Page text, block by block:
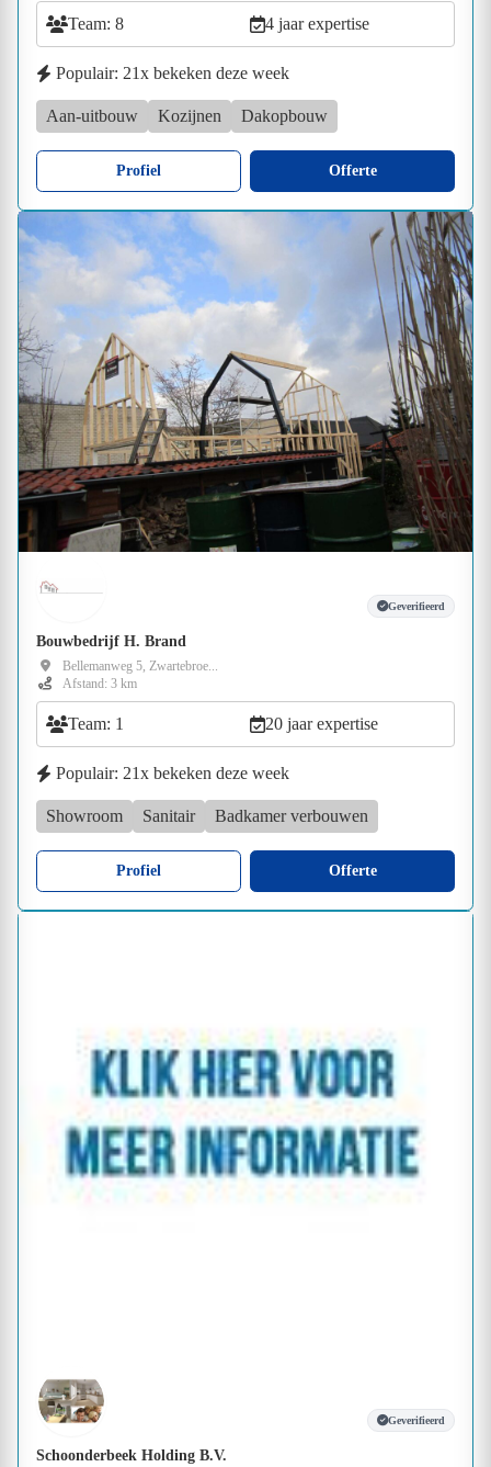
Team: 8 4 jaar expertise
Populair: 21x bekeken deze week
Aan-uitbouw Kozijnen Dakopbouw
Profiel Offerte
Geverifieerd
Bouwbedrijf H. Brand
Bellemanweg 5, Zwartebroe...
Afstand: 3 km
Team: 1 20 jaar expertise
Populair: 21x bekeken deze week
Showroom Sanitair Badkamer verbouwen
Profiel Offerte
Geverifieerd
Schoonderbeek Holding B.V.